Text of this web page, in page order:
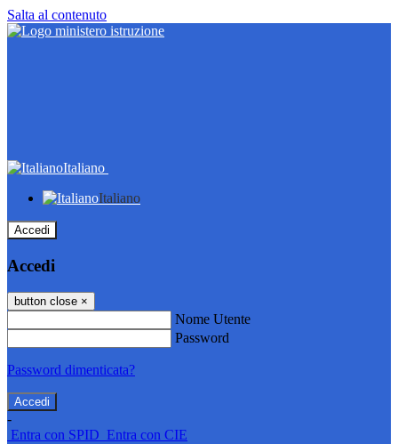
Salta al contenuto
Italiano
Italiano
Accedi
Accedi
button close ×
Nome Utente
Password
Password dimenticata?
-
Entra con SPID Entra con CIE